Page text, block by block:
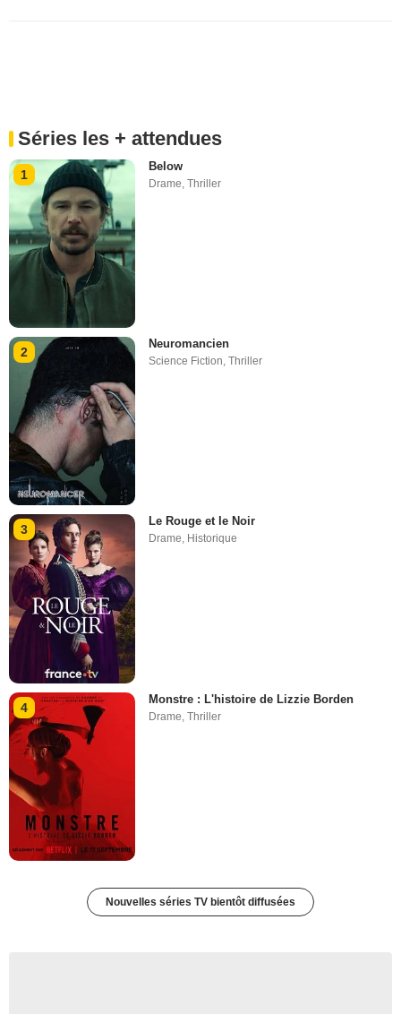
Séries les + attendues
1
Below
Drame ,Thriller
2
Neuromancien
Science Fiction,Thriller
3
Le Rouge et le Noir
Drame, Historique
4
Monstre : L'histoire de Lizzie Borden
Drame ,Thriller
Nouvelles séries TV bientôt diffusées